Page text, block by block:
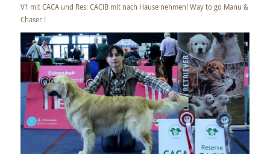
V1 mit CACA und Res. CACIB mit nach Hause nehmen! Way to go Manu &
Chaser !